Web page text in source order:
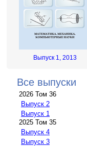
Выпуск 1, 2013
Все выпуски
2026 Том 36
Выпуск 2
Выпуск 1
2025 Том 35
Выпуск 4
Выпуск 3